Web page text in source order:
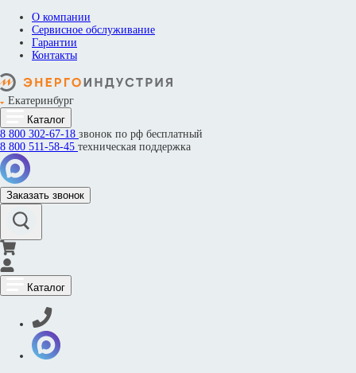
О компании
Сервисное обслуживание
Гарантии
Контакты
Екатеринбург
Каталог
8 800 302-67-18 звонок по рф бесплатный
8 800 511-58-45 техническая поддержка
Заказать звонок
Каталог